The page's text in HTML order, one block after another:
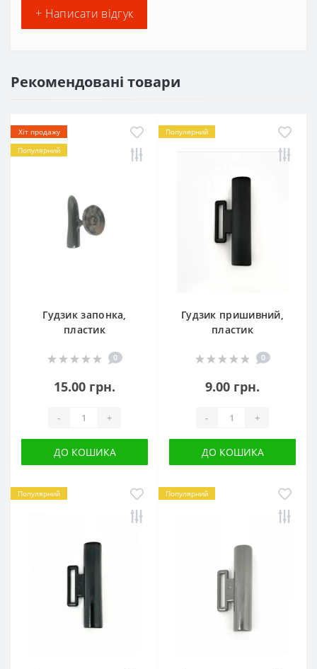
+ Написати відгук
Рекомендовані товари
Хіт продажу
Популярний
Гудзик запонка,
пластик
0
15.00 грн.
- +
ДО КОШИКА
Популярний
Гудзик пришивний,
пластик
0
9.00 грн.
- +
ДО КОШИКА
Популярний Популярний